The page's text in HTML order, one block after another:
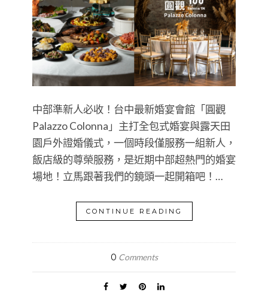
中部準新人必收！台中最新婚宴會館「圓觀
Palazzo Colonna」主打全包式婚宴與露天田
園戶外證婚儀式，一個時段僅服務一組新人，
飯店級的尊榮服務，是近期中部超熱門的婚宴
場地！立馬跟著我們的鏡頭一起開箱吧！…
CONTINUE READING
0 Comments